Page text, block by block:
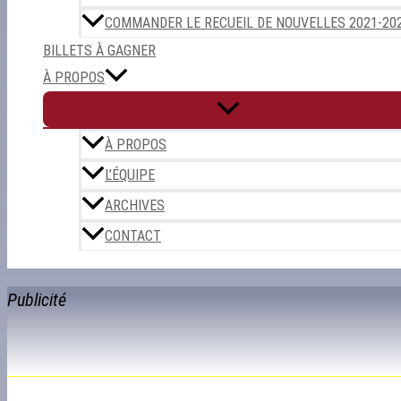
COMMANDER LE RECUEIL DE NOUVELLES 2021-
BILLETS À GAGNER
À PROPOS
À PROPOS
L’ÉQUIPE
ARCHIVES
CONTACT
Publicité